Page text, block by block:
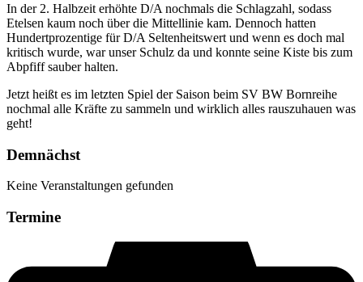
In der 2. Halbzeit erhöhte D/A nochmals die Schlagzahl, sodass
Etelsen kaum noch über die Mittellinie kam. Dennoch hatten
Hundertprozentige für D/A Seltenheitswert und wenn es doch mal
kritisch wurde, war unser Schulz da und konnte seine Kiste bis zum
Abpfiff sauber halten.
Jetzt heißt es im letzten Spiel der Saison beim SV BW Bornreihe
nochmal alle Kräfte zu sammeln und wirklich alles rauszuhauen was
geht!
Demnächst
Keine Veranstaltungen gefunden
Termine